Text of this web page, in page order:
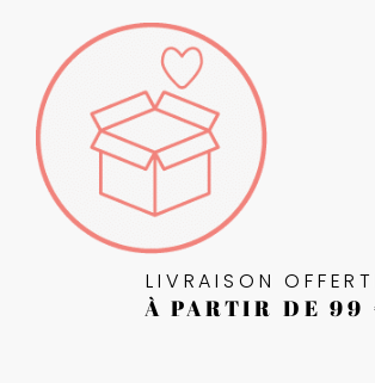
LIVRAISON
À PARTIR DE 99